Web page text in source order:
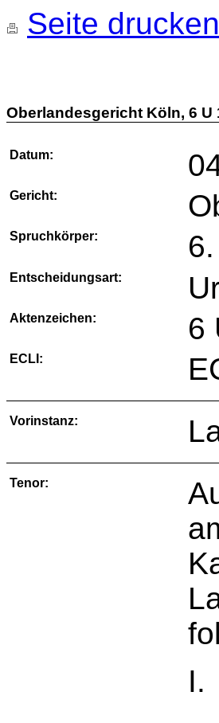
Seite drucken
Oberlandesgericht Köln, 6 U
Datum:
Gericht:
Spruchkörper:
Entscheidungsart:
Aktenzeichen: 6
ECLI:
Vorinstanz:
Tenor: